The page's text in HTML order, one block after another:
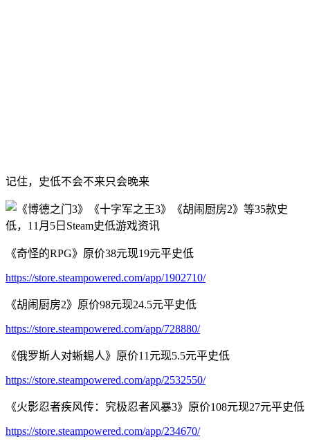
记住，史低不会不来只会晚来
《奇怪的RPG》原价38元现19元平史低
https://store.steampowered.com/app/1902710/
《胡闹厨房2》原价98元现24.5元平史低
https://store.steampowered.com/app/728880/
《俄罗斯人对蜥蜴人》原价11元现5.5元平史低
https://store.steampowered.com/app/2532550/
《火影忍者疾风传：究极忍者风暴3》原价108元现27元平史低
https://store.steampowered.com/app/234670/